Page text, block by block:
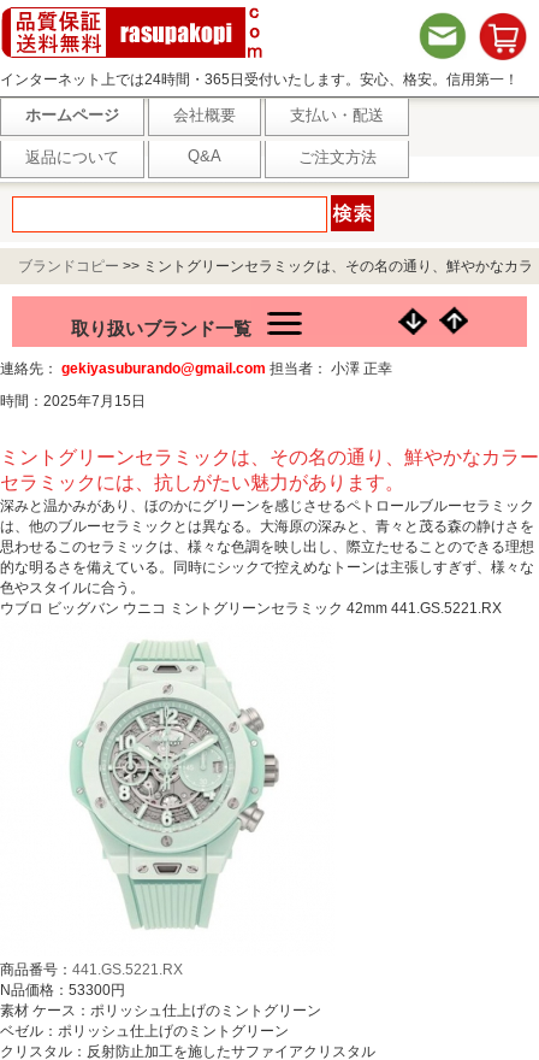
インターネット上では24時間・365日受付いたします。安心、格安。信用第一！
ホームページ 会社概要 支払い・配送
返品について Q&A ご注文方法
ブランドコピー >> ミントグリーンセラミックは、その名の通り、鮮やかなカラ
取り扱いブランド一覧
連絡先： gekiyasuburando@gmail.com 担当者： 小澤 正幸
時間：2025年7月15日
ミントグリーンセラミックは、その名の通り、鮮やかなカラー
セラミックには、抗しがたい魅力があります。
深みと温かみがあり、ほのかにグリーンを感じさせるペトロールブルーセラミック
は、他のブルーセラミックとは異なる。大海原の深みと、青々と茂る森の静けさを
思わせるこのセラミックは、様々な色調を映し出し、際立たせることのできる理想
的な明るさを備えている。同時にシックで控えめなトーンは主張しすぎず、様々な
色やスタイルに合う。
ウブロ ビッグバン ウニコ ミントグリーンセラミック 42mm 441.GS.5221.RX
商品番号： 441.GS.5221.RX
N品価格：53300円
素材 ケース：ポリッシュ仕上げのミントグリーン
ベゼル：ポリッシュ仕上げのミントグリーン
クリスタル：反射防止加工を施したサファイアクリスタル